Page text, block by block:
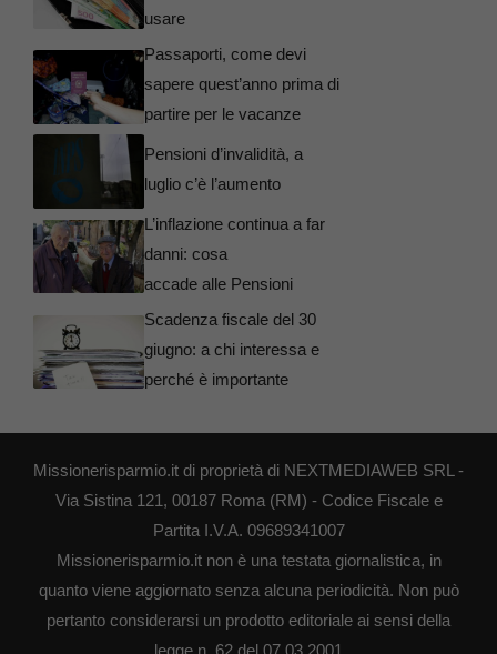
usare
Passaporti, come devi
sapere quest’anno prima di
partire per le vacanze
Pensioni d’invalidità, a
luglio c’è l’aumento
L’inflazione continua a far
danni: cosa
accade alle Pensioni
Scadenza fiscale del 30
giugno: a chi interessa e
perché è importante
Missionerisparmio.it di proprietà di NEXTMEDIAWEB SRL -
Via Sistina 121, 00187 Roma (RM) - Codice Fiscale e
Partita I.V.A. 09689341007
Missionerisparmio.it non è una testata giornalistica, in
quanto viene aggiornato senza alcuna periodicità. Non può
pertanto considerarsi un prodotto editoriale ai sensi della
legge n. 62 del 07.03.2001